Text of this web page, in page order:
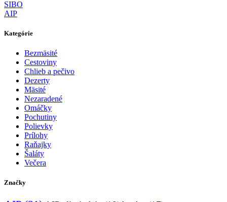
SIBO
AIP
Kategórie
Bezmäsité
Cestoviny
Chlieb a pečivo
Dezerty
Mäsité
Nezaradené
Omáčky
Pochutiny
Polievky
Prílohy
Raňajky
Šaláty
Večera
Značky